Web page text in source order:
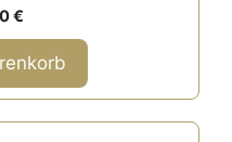
€